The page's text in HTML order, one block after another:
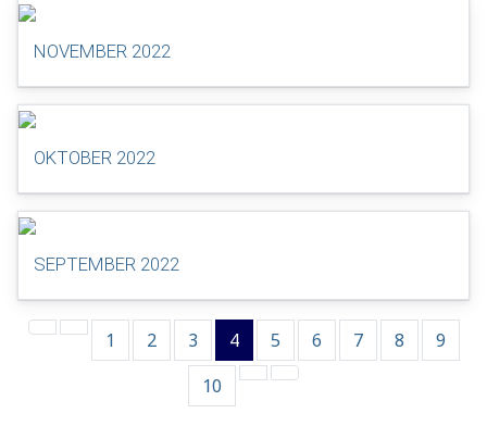
NOVEMBER 2022
OKTOBER 2022
SEPTEMBER 2022
1 2 3 4 5 6 7 8
9
10